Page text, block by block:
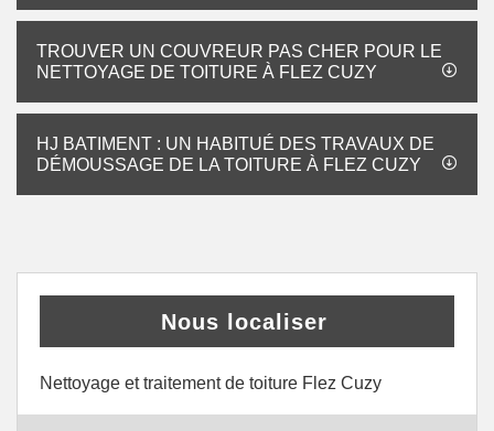
TROUVER UN COUVREUR PAS CHER POUR LE
NETTOYAGE DE TOITURE À FLEZ CUZY
HJ BATIMENT : UN HABITUÉ DES TRAVAUX DE
DÉMOUSSAGE DE LA TOITURE À FLEZ CUZY
Nous localiser
Nettoyage et traitement de toiture Flez Cuzy